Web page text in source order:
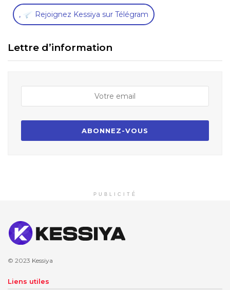
, Rejoignez Kessiya sur Télégram
Lettre d’information
PUBLICITÉ
© 2023 Kessiya
Liens utiles